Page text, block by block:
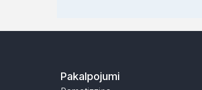
Pakalpojumi